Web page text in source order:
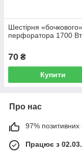
Шестірня «бочкового»
перфоратора 1700 Вт
70 ₴
Купити
Про нас
97% позитивних
Працює з